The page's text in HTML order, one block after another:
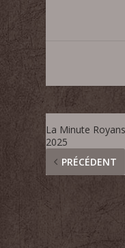
La Minute
2025
PRÉCÉDENT